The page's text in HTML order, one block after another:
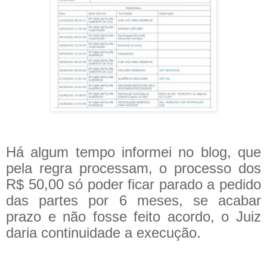
Há algum tempo informei no blog, que
pela regra processam, o processo dos
R$ 50,00 só poder ficar parado a pedido
das partes por 6 meses, se acabar
prazo e não fosse feito acordo, o Juiz
daria continuidade a execução.